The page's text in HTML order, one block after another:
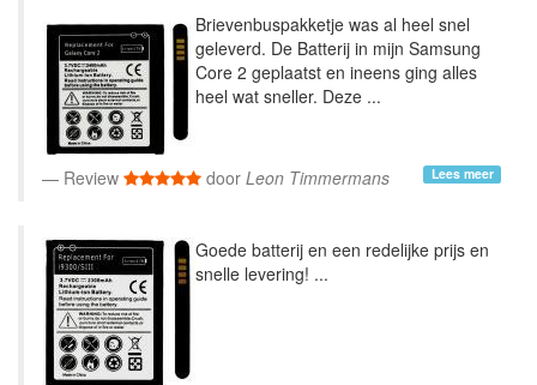
Brievenbuspakketje was al heel snel
geleverd. De Batterij in mijn Samsung
Core 2 geplaatst en ineens ging alles
heel wat sneller. Deze ...
Review door Leon Timmermans Lees meer
Goede batterij en een redelijke prijs en
snelle levering! ...